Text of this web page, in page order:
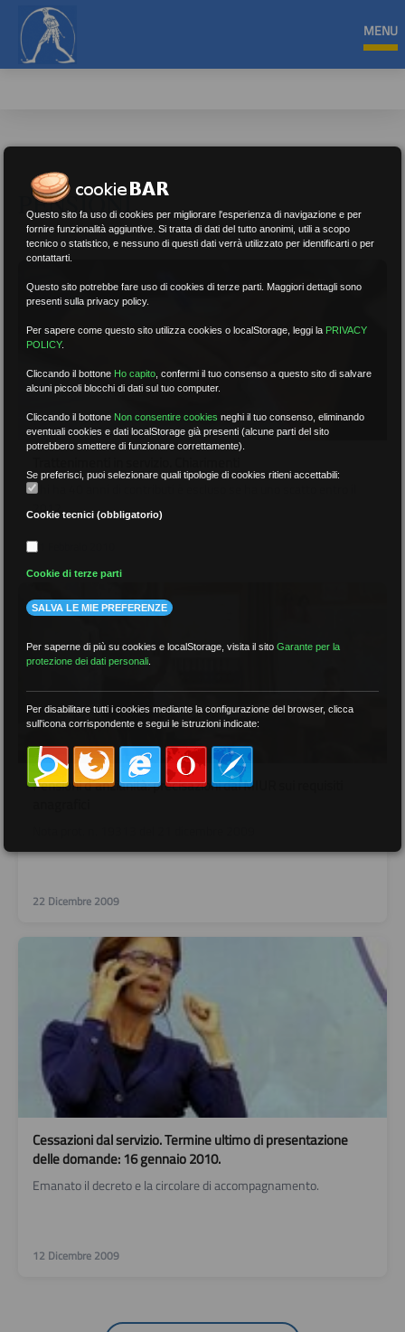
MENU
PENSIONI
Chi ha 40 anni di contributi è escluso se ha uno scatto entro il
2012
01 Febbraio 2010
Pensioni d´anzianità: precisazioni dal MIUR sui requisiti
22 Dicembre 2009
Cessazioni dal servizio. Termine ultimo di presentazione
delle domande: 16 gennaio 2010.
Emanato il decreto e la circolare di accompagnamento.
12 Dicembre 2009
Questo sito fa uso di cookies per migliorare l'esperienza di navigazione e per
fornire funzionalità aggiuntive. Si tratta di dati del tutto anonimi, utili a scopo
tecnico o statistico, e nessuno di questi dati verrà utilizzato per identificarti o per
contattarti.
Questo sito potrebbe fare uso di cookies di terze parti. Maggiori dettagli sono
presenti sulla privacy policy.
Per sapere come questo sito utilizza cookies o localStorage, leggi la PRIVACY
POLICY.
Cliccando il bottone Ho capito ,confermi il tuo consenso a questo sito di salvare
alcuni piccoli blocchi di dati sul tuo computer.
Cliccando il bottone Non consentire cookies neghi il tuo consenso, eliminando
eventuali cookies e dati localStorage già presenti (alcune parti del sito
potrebbero smettere di funzionare correttamente).
Se preferisci, puoi selezionare quali tipologie di cookies ritieni accettabili:
Cookie tecnici (obbligatorio)
Cookie di terze parti
SALVA LE MIE PREFERENZE
Per saperne di più su cookies e localStorage, visita il sitoGarante per la
protezione dei dati personali
Per disabilitare tutti i cookies mediante la configurazione del browser, clicca
sull'icona corrispondente e segui le istruzioni indicate: